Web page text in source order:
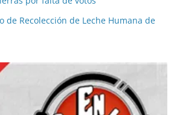
de Recolección de Leche Humana de